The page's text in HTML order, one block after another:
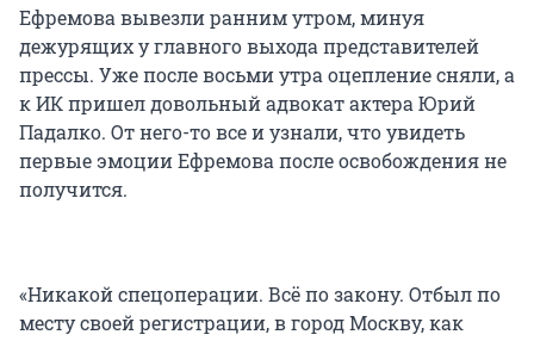
Ефремова вывезли ранним утром, минуя
дежурящих у главного выхода представителей
прессы. Уже после восьми утра оцепление сняли, а
к ИК пришел довольный адвокат актера Юрий
Падалко. От него-то все и узнали, что увидеть
первые эмоции Ефремова после освобождения не
получится.
«Никакой спецоперации. Всё по закону. Отбыл по
месту своей регистрации, в город Москву, как